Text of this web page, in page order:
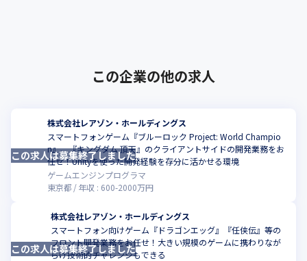
この企業の他の求人
株式会社レアゾン・ホールディングス
スマートフォンゲーム『ブルーロック Project: World Champio
n』、『キングダム 頂天』のクライアントサイドの開発業務をお
任せ！Unityを使った開発経験を存分に活かせる環境
ゲームエンジンプログラマ
東京都
年収 : 600-2000万円
この求人は募集終了しました
株式会社レアゾン・ホールディングス
スマートフォン向けゲーム『ドラゴンエッグ』『任侠伝』等の
フロント開発業務をお任せ！大きい規模のゲームに携わりなが
らげ技術的チャレンジもできる
この求人は募集終了しました